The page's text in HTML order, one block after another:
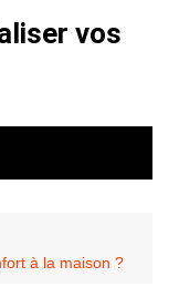
vos
à la maison ?